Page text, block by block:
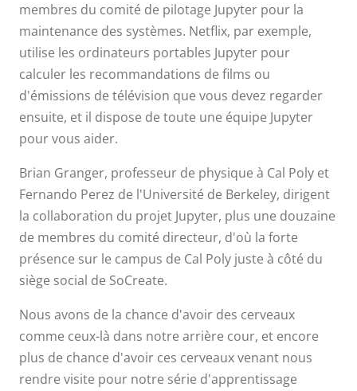
membres du comité de pilotage Jupyter pour la
maintenance des systèmes. Netflix, par exemple,
utilise les ordinateurs portables Jupyter pour
calculer les recommandations de films ou
d'émissions de télévision que vous devez regarder
ensuite, et il dispose de toute une équipe Jupyter
pour vous aider.
Brian Granger, professeur de physique à Cal Poly et
Fernando Perez de l'Université de Berkeley, dirigent
la collaboration du projet Jupyter, plus une douzaine
de membres du comité directeur, d'où la forte
présence sur le campus de Cal Poly juste à côté du
siège social de SoCreate.
Nous avons de la chance d'avoir des cerveaux
comme ceux-là dans notre arrière cour, et encore
plus de chance d'avoir ces cerveaux venant nous
rendre visite pour notre série d'apprentissage